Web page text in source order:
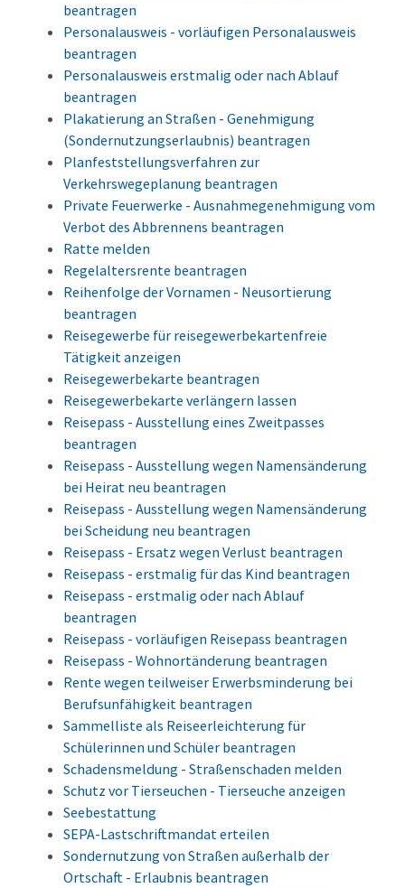
beantragen
Personalausweis - vorläufigen Personalausweis
beantragen
Personalausweis erstmalig oder nach Ablauf
beantragen
Plakatierung an Straßen - Genehmigung
(Sondernutzungserlaubnis) beantragen
Planfeststellungsverfahren zur
Verkehrswegeplanung beantragen
Private Feuerwerke - Ausnahmegenehmigung vom
Verbot des Abbrennens beantragen
Ratte melden
Regelaltersrente beantragen
Reihenfolge der Vornamen - Neusortierung
beantragen
Reisegewerbe für reisegewerbekartenfreie
Tätigkeit anzeigen
Reisegewerbekarte beantragen
Reisegewerbekarte verlängern lassen
Reisepass - Ausstellung eines Zweitpasses
beantragen
Reisepass - Ausstellung wegen Namensänderung
bei Heirat neu beantragen
Reisepass - Ausstellung wegen Namensänderung
bei Scheidung neu beantragen
Reisepass - Ersatz wegen Verlust beantragen
Reisepass - erstmalig für das Kind beantragen
Reisepass - erstmalig oder nach Ablauf
beantragen
Reisepass - vorläufigen Reisepass beantragen
Reisepass - Wohnortänderung beantragen
Rente wegen teilweiser Erwerbsminderung bei
Berufsunfähigkeit beantragen
Sammelliste als Reiseerleichterung für
Schülerinnen und Schüler beantragen
Schadensmeldung - Straßenschaden melden
Schutz vor Tierseuchen - Tierseuche anzeigen
Seebestattung
SEPA-Lastschriftmandat erteilen
Sondernutzung von Straßen außerhalb der
Ortschaft - Erlaubnis beantragen